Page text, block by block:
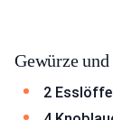
Gewürze
2